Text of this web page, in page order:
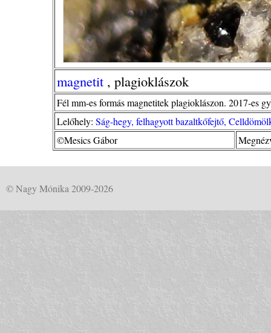
magnetit , plagioklászok
Fél mm-es formás magnetitek plagioklászon. 2017-es
Lelőhely: Ság-hegy, felhagyott bazaltkőfejtő,
©Mesics Gábor
© Nagy Mónika 2009-2026